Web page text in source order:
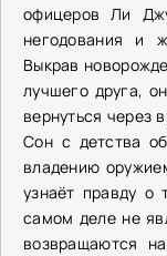
офицеров Ли
негодования и
Выкрав
лучшего друга,
вернуться через
Сон с детства
владению
узнаёт правду о
самом деле не
возвращаются